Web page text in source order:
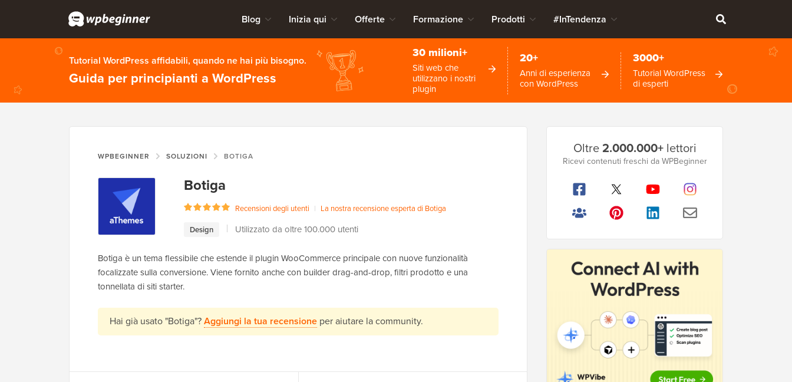
Blog Inizia qui Offerte Formazione Prodotti #InTendenza
Tutorial WordPress affidabili, quando ne hai più bisogno.
Guida per principianti a WordPress
30 milioni+
Siti web che
utilizzano i nostri
plugin
20+
Anni di esperienza
con WordPress
3000+
Tutorial WordPress
di esperti
WPBEGINNER SOLUZIONI BOTIGA
Botiga
Recensioni degli utenti | La nostra recensione esperta di Botiga
Design
Utilizzato da oltre 100.000 utenti
Botiga è un tema flessibile che estende il plugin WooCommerce principale con nuove funzionalità
focalizzate sulla conversione. Viene fornito anche con builder drag-and-drop, filtri prodotto e una
tonnellata di siti starter.
Hai già usato "Botiga"?Aggiungi la tua recensione per aiutare la community.
laterale
principale
Oltre2.000.000+lettori
Ricevi contenuti freschi da WPBeginner